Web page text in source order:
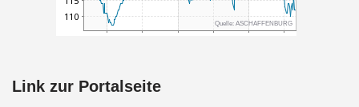
Link zur Portalseite